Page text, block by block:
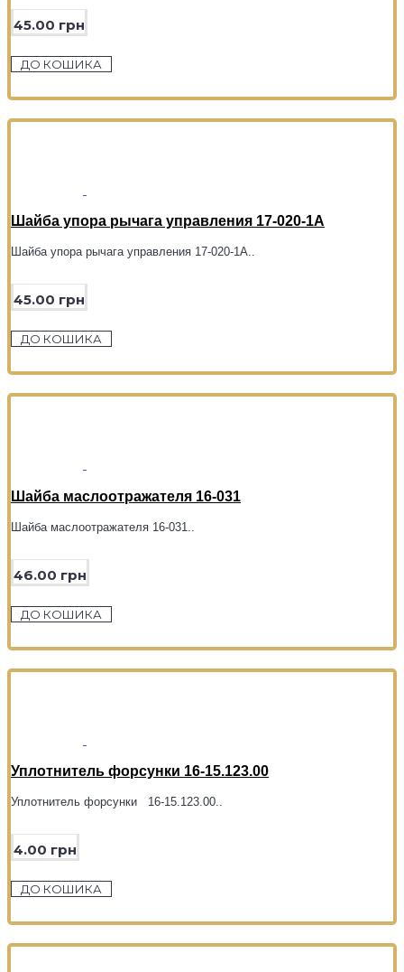
45.00 грн
ДО КОШИКА
Шайба упора рычага управления 17-020-1А
Шайба упора рычага управления 17-020-1А..
45.00 грн
ДО КОШИКА
Шайба маслоотражателя 16-031
Шайба маслоотражателя 16-031..
46.00 грн
ДО КОШИКА
Уплотнитель форсунки 16-15.123.00
Уплотнитель форсунки 16-15.123.00..
4.00 грн
ДО КОШИКА